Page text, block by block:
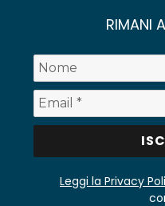
RIMANI
Leggi la Privacy